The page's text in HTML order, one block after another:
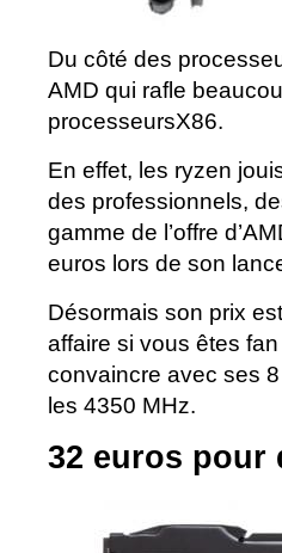
Du côté des
AMD qui rafle
processeursX86.
En effet, les ryzen
des professionnels,
gamme de l’offre
euros lors de son
Désormais son prix
affaire si vous êtes
convaincre avec ses
les 4350 MHz.
32 euros pour